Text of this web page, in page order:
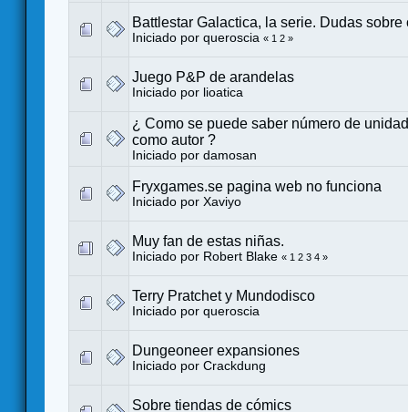
Battlestar Galactica, la serie. Dudas sobre
Iniciado por queroscia « 1 2 »
Juego P&P de arandelas
Iniciado por lioatica
¿ Como se puede saber número de
como autor ?
Iniciado por damosan
Fryxgames.se pagina web no funciona
Iniciado por Xaviyo
Muy fan de estas niñas.
Iniciado por Robert Blake « 1 2 3 4 »
Terry Pratchet y Mundodisco
Iniciado por queroscia
Dungeoneer expansiones
Iniciado por Crackdung
Sobre tiendas de cómics